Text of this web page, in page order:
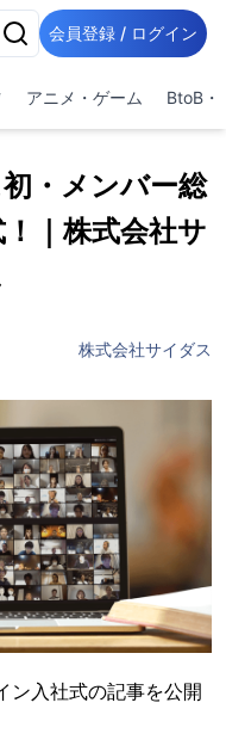
会員登録 / ログイン
アニメ・ゲーム BtoB・
・メンバー総
｜株式会社サ
株式会社サイダス
ン入社式の記事を公開